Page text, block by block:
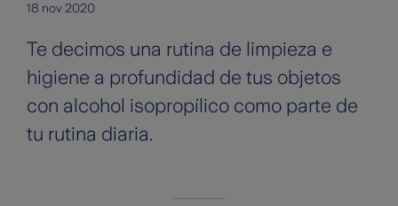
18 nov 2020
Te decimos una rutina de limpieza e
higiene a profundidad de tus objetos
con alcohol isopropílico como parte de
tu rutina diaria.